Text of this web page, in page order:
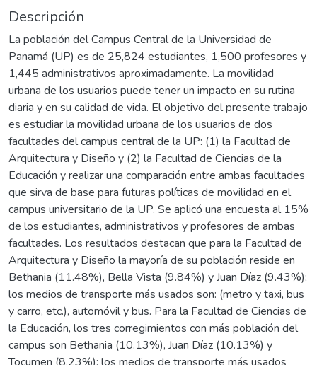
Descripción
La población del Campus Central de la Universidad de
Panamá (UP) es de 25,824 estudiantes, 1,500 profesores y
1,445 administrativos aproximadamente. La movilidad
urbana de los usuarios puede tener un impacto en su rutina
diaria y en su calidad de vida. El objetivo del presente trabajo
es estudiar la movilidad urbana de los usuarios de dos
facultades del campus central de la UP: (1) la Facultad de
Arquitectura y Diseño y (2) la Facultad de Ciencias de la
Educación y realizar una comparación entre ambas facultades
que sirva de base para futuras políticas de movilidad en el
campus universitario de la UP. Se aplicó una encuesta al 15%
de los estudiantes, administrativos y profesores de ambas
facultades. Los resultados destacan que para la Facultad de
Arquitectura y Diseño la mayoría de su población reside en
Bethania (11.48%), Bella Vista (9.84%) y Juan Díaz (9.43%);
los medios de transporte más usados son: (metro y taxi, bus
y carro, etc.), automóvil y bus. Para la Facultad de Ciencias de
la Educación, los tres corregimientos con más población del
campus son Bethania (10.13%), Juan Díaz (10.13%) y